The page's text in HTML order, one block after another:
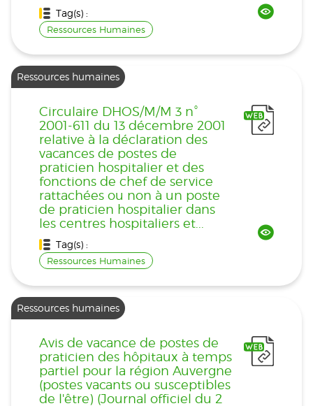
Tag(s) :
Ressources Humaines
Ressources humaines
Circulaire DHOS/M/M 3 n°
2001-611 du 13 décembre 2001
relative à la déclaration des
vacances de postes de
praticien hospitalier et des
fonctions de chef de service
rattachées ou non à un poste
de praticien hospitalier dans
les centres hospitaliers et...
Tag(s) :
Ressources Humaines
Ressources humaines
Avis de vacance de postes de
praticien des hôpitaux à temps
partiel pour la région Auvergne
(postes vacants ou susceptibles
de l'être) (Journal officiel du 2